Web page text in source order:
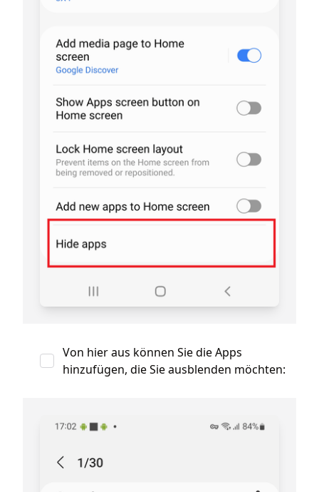
Von hier aus können Sie die Apps
hinzufügen, die Sie ausblenden möchten: